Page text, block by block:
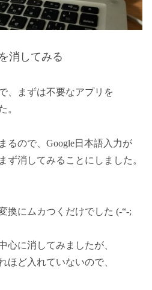
消してみる
、まずは不要なアプリを
。
るので、Google日本語入力が
ず消してみることにしました。
換にムカつくだけでした (-“-;
心に消してみましたが、
ほど入れていないので、